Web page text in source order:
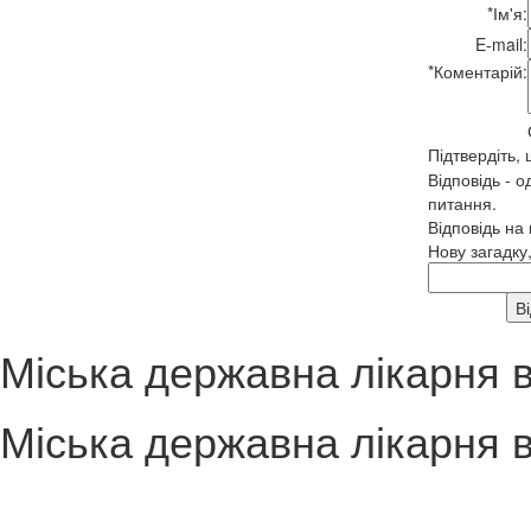
*Ім'я:
E-mail:
*Коментарій:
Відповідь -
питання.
Відповідь
Нову
Міська державна лікарня
Міська державна лікарня